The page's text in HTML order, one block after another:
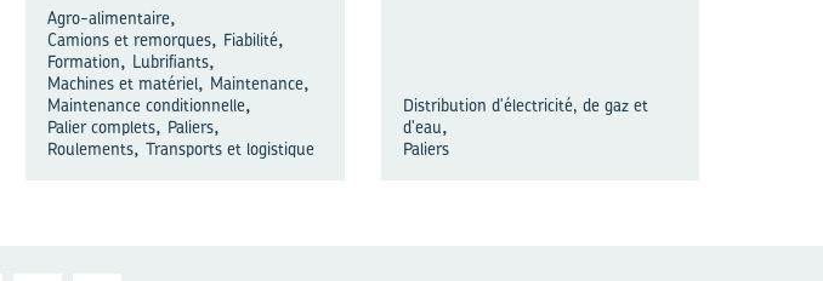
Agro-alimentaire,
Camions et remorques, Fiabilité,
Formation, Lubrifiants,
Machines et matériel, Maintenance,
Maintenance conditionnelle,
Palier complets, Paliers,
Roulements, Transports et logistique
Distribution d'électricité, de gaz et
d'eau,
Paliers